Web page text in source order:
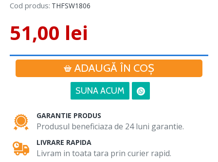
Cod produs: THFSW1806
51,00 lei
ADAUGĂ ÎN COŞ
SUNA ACUM
GARANTIE PRODUS
Produsul beneficiaza de 24 luni garantie.
LIVRARE RAPIDA
Livram in toata tara prin curier rapid.